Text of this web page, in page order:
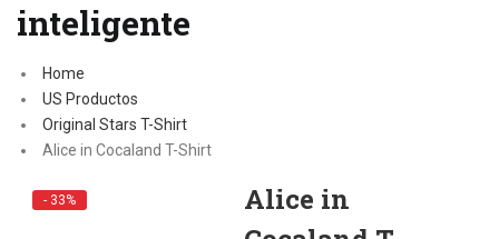
inteligente
Home
US Productos
Original Stars T-Shirt
Alice in Cocaland T-Shirt
- 33%
Alice in